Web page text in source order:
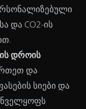
და CO2-ის
დროის
და
სიები და